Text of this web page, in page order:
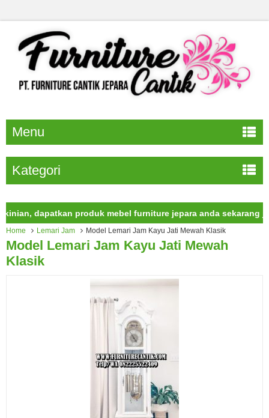
Menu
Kategori
produk mebel furniture jepara anda sekarang juga.
Home Lemari Jam Model Lemari Jam Kayu Jati Mewah Klasik
Model Lemari Jam Kayu Jati Mewah
Klasik